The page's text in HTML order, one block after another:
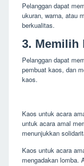
Pelanggan dapat
ukuran, warna, atau
berkualitas.
3. Memilih
Pelanggan dapat
pembuat kaos, dan
kaos.
Kaos untuk acara
untuk acara amal
menunjukkan
Kaos untuk acara
mengadakan lomba.